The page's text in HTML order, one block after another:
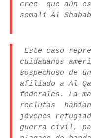
cree que aún
somalí Al
Este caso
cuidadanos
sospechoso de
afiliado a Al
federales. La
reclutas habían
jóvenes
guerra civil,